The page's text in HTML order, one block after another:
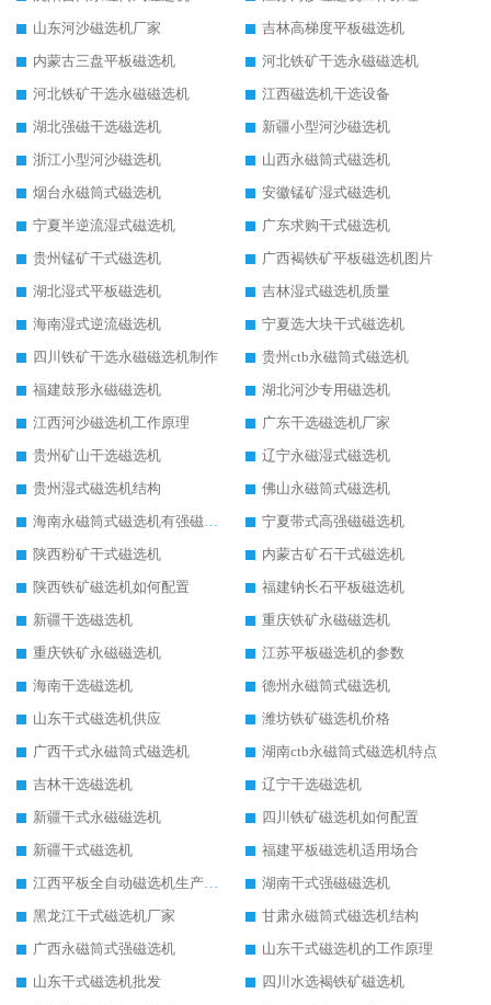
山东河沙磁选机厂家
吉林高梯度平板磁选机
内蒙古三盘平板磁选机
河北铁矿干选永磁磁选机
河北铁矿干选永磁磁选机
江西磁选机干选设备
湖北强磁干选磁选机
新疆小型河沙磁选机
浙江小型河沙磁选机
山西永磁筒式磁选机
烟台永磁筒式磁选机
安徽锰矿湿式磁选机
宁夏半逆流湿式磁选机
广东求购干式磁选机
贵州锰矿干式磁选机
广西褐铁矿平板磁选机图片
湖北湿式平板磁选机
吉林湿式磁选机质量
海南湿式逆流磁选机
宁夏选大块干式磁选机
四川铁矿干选永磁磁选机制作
贵州ctb永磁筒式磁选机
福建鼓形永磁磁选机
湖北河沙专用磁选机
江西河沙磁选机工作原理
广东干选磁选机厂家
贵州矿山干选磁选机
辽宁永磁湿式磁选机
贵州湿式磁选机结构
佛山永磁筒式磁选机
海南永磁筒式磁选机有强磁的吗
宁夏带式高强磁磁选机
陕西粉矿干式磁选机
内蒙古矿石干式磁选机
陕西铁矿磁选机如何配置
福建钠长石平板磁选机
新疆干选磁选机
重庆铁矿永磁磁选机
重庆铁矿永磁磁选机
江苏平板磁选机的参数
海南干选磁选机
德州永磁筒式磁选机
山东干式磁选机供应
潍坊铁矿磁选机价格
广西干式永磁筒式磁选机
湖南ctb永磁筒式磁选机特点
吉林干选磁选机
辽宁干选磁选机
新疆干式永磁磁选机
四川铁矿磁选机如何配置
新疆干式磁选机
福建平板磁选机适用场合
江西平板全自动磁选机生产厂家
湖南干式强磁磁选机
黑龙江干式磁选机厂家
甘肃永磁筒式磁选机结构
广西永磁筒式强磁选机
山东干式磁选机的工作原理
山东干式磁选机批发
四川水选褐铁矿磁选机